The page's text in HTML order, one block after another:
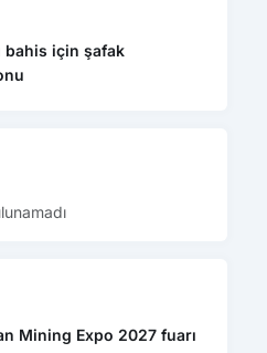
bahis için şafak
Mining Expo 2027 fuarı